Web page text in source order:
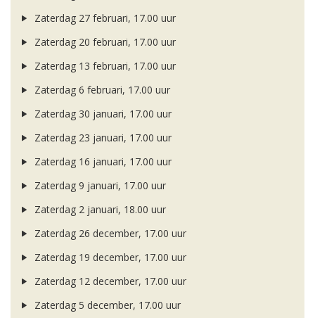
Zaterdag 27 februari, 17.00 uur
Zaterdag 20 februari, 17.00 uur
Zaterdag 13 februari, 17.00 uur
Zaterdag 6 februari, 17.00 uur
Zaterdag 30 januari, 17.00 uur
Zaterdag 23 januari, 17.00 uur
Zaterdag 16 januari, 17.00 uur
Zaterdag 9 januari, 17.00 uur
Zaterdag 2 januari, 18.00 uur
Zaterdag 26 december, 17.00 uur
Zaterdag 19 december, 17.00 uur
Zaterdag 12 december, 17.00 uur
Zaterdag 5 december, 17.00 uur